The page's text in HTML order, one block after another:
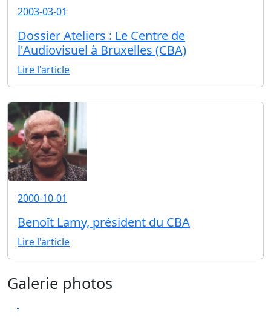
2003-03-01
Dossier Ateliers : Le Centre de
l'Audiovisuel à Bruxelles (CBA)
Lire l'article
2000-10-01
Benoît Lamy, président du CBA
Lire l'article
Galerie photos